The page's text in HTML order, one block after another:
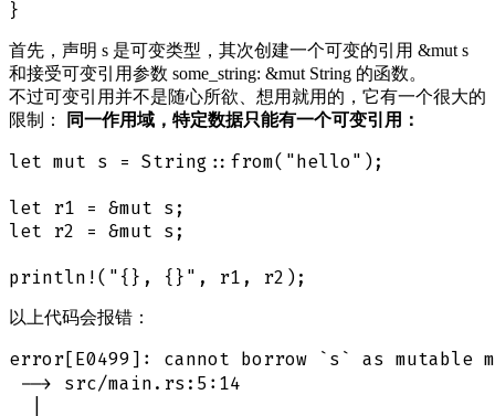
首先，声明 s 是可变类型，其次创建一个可变的引用 &mut s
和接受可变引用参数 some_string: &mut String 的函数。
不过可变引用并不是随心所欲、想用就用的，它有一个很大的
限制：
同一作用域，特定数据只能有一个可变引用：
let mut s = String::from("hello");
let r1 = &mut s;
let r2 = &mut s;
以上代码会报错：
error[E0499]: cannot borrow `s` as mutable
--> src/main.rs:5:14